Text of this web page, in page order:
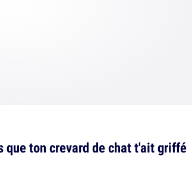
que ton crevard de chat t'ait griffé